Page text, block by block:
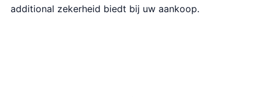
additional zekerheid biedt bij uw aankoop.